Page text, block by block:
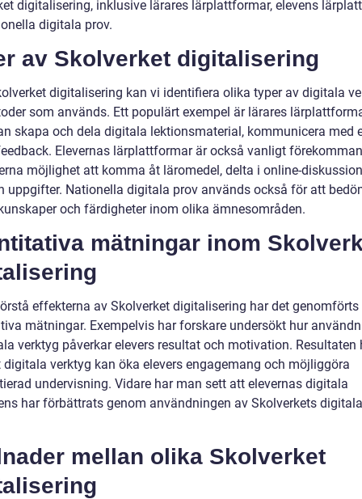
digitalisering, inklusive lärares lärplattformar, elevens
digitala prov.
av Skolverket digitalisering
digitalisering kan vi identifiera olika typer av digitala
som används. Ett populärt exempel är lärares
skapa och dela digitala lektionsmaterial, kommunicera med
Elevernas lärplattformar är också vanligt
möjlighet att komma åt läromedel, delta i online-
uppgifter. Nationella digitala prov används också för att
och färdigheter inom olika ämnesområden.
mätningar inom
effekterna av Skolverket digitalisering har det genomförts
mätningar. Exempelvis har forskare undersökt hur
verktyg påverkar elevers resultat och motivation. Resultaten
verktyg kan öka elevers engagemang och möjliggöra
undervisning. Vidare har man sett att elevernas digitala
har förbättrats genom användningen av Skolverkets digitala
mellan olika Skolverket